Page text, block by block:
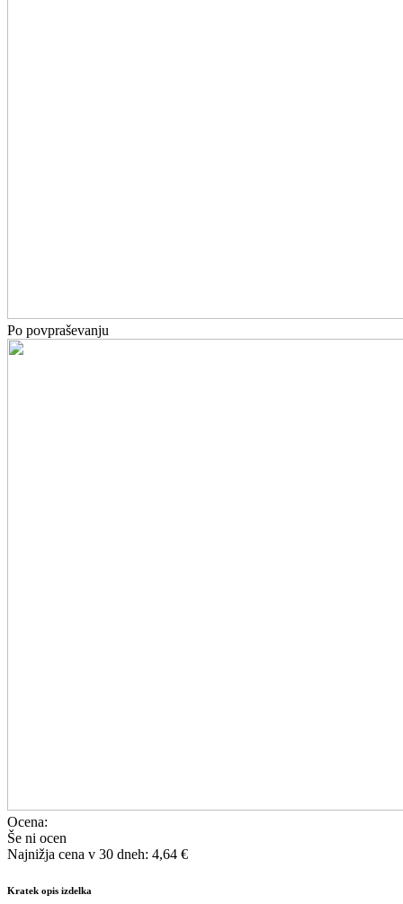
Po povpraševanju
Ocena:
Še ni ocen
Najnižja cena v 30 dneh: 4,64 €
Kratek opis izdelka